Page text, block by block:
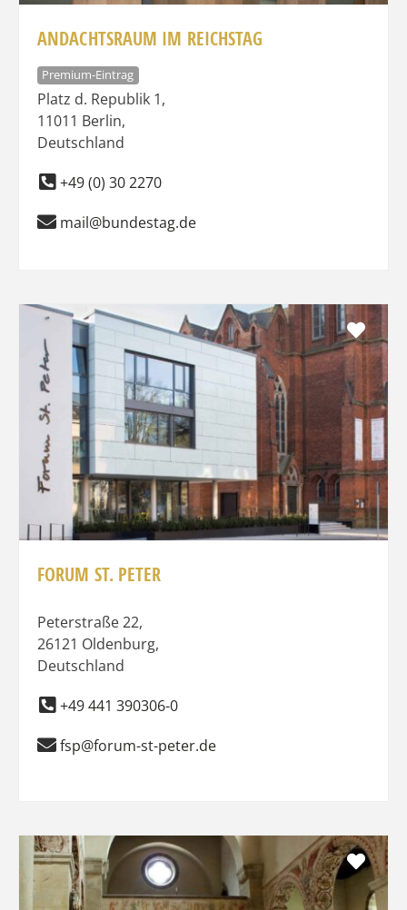
ANDACHTSRAUM IM REICHSTAG
Premium-Eintrag
Platz d. Republik 1,
11011 Berlin,
Deutschland
+49 (0) 30 2270
mail@bundestag.de
FORUM ST. PETER
Peterstraße 22,
26121 Oldenburg,
Deutschland
+49 441 390306-0
fsp@forum-st-peter.de